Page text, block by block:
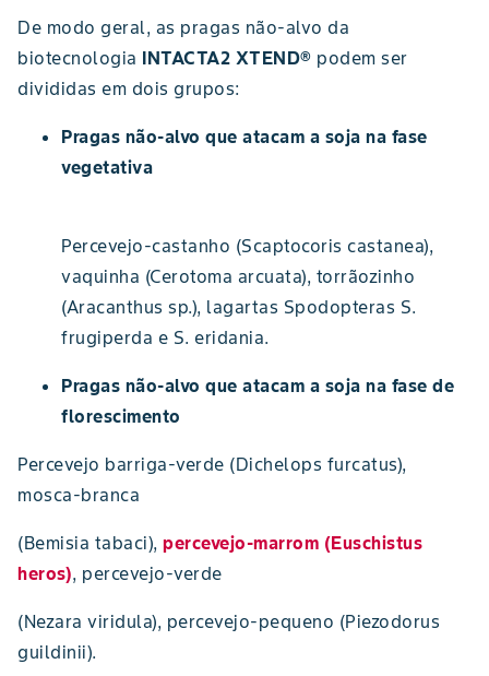
De modo geral, as pragas não-alvo da
biotecnologia INTACTA2 XTEND® podem ser
divididas em dois grupos:
Pragas não-alvo que atacam a soja na fase
vegetativa
Percevejo-castanho (Scaptocoris castanea),
vaquinha (Cerotoma arcuata), torrãozinho
(Aracanthus sp.), lagartas Spodopteras S.
frugiperda e S. eridania.
Pragas não-alvo que atacam a soja na fase de
florescimento
Percevejo barriga-verde (Dichelops furcatus),
mosca-branca
(Bemisia tabaci), percevejo-marrom (Euschistus
heros), percevejo-verde
(Nezara viridula), percevejo-pequeno (Piezodorus
guildinii).